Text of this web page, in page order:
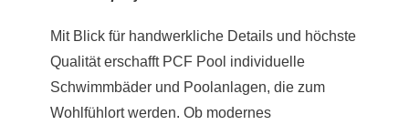
Mit Blick für handwerkliche Details und höchste
Qualität erschafft PCF Pool individuelle
Schwimmbäder und Poolanlagen, die zum
Wohlfühlort werden. Ob modernes